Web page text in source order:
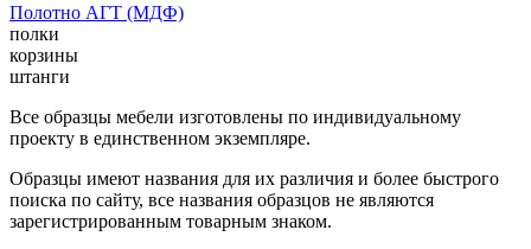
Полотно АГТ (МДФ)
полки
корзины
штанги
Все образцы мебели изготовлены по индивидуальному
проекту в единственном экземпляре.
Образцы имеют названия для их различия и более быстрого
поиска по сайту, все названия образцов не являются
зарегистрированным товарным знаком.